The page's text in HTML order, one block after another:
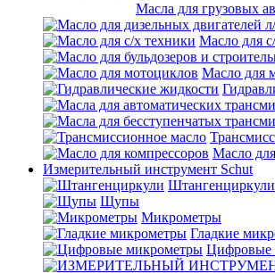
Масла для грузовых
Масло для
Масло для
Масло
Измерительный инструмент Schut
Штангенциркули
Щупы
Микрометры
Гладкие
Цифровые